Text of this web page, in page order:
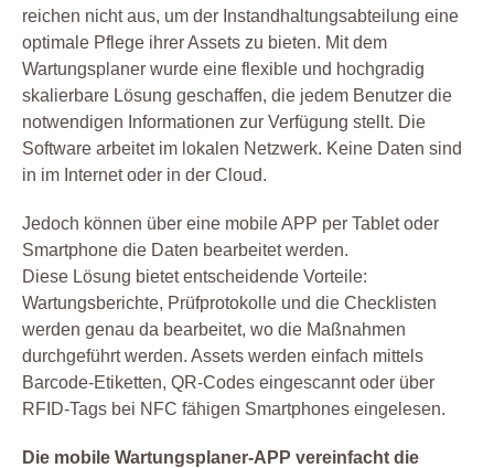
reichen nicht aus, um der Instandhaltungsabteilung eine
optimale Pflege ihrer Assets zu bieten. Mit dem
Wartungsplaner wurde eine flexible und hochgradig
skalierbare Lösung geschaffen, die jedem Benutzer die
notwendigen Informationen zur Verfügung stellt. Die
Software arbeitet im lokalen Netzwerk. Keine Daten sind
in im Internet oder in der Cloud.
Jedoch können über eine mobile APP per Tablet oder
Smartphone die Daten bearbeitet werden.
Diese Lösung bietet entscheidende Vorteile:
Wartungsberichte, Prüfprotokolle und die Checklisten
werden genau da bearbeitet, wo die Maßnahmen
durchgeführt werden. Assets werden einfach mittels
Barcode-Etiketten, QR-Codes eingescannt oder über
RFID-Tags bei NFC fähigen Smartphones eingelesen.
Die mobile Wartungsplaner-APP vereinfacht die